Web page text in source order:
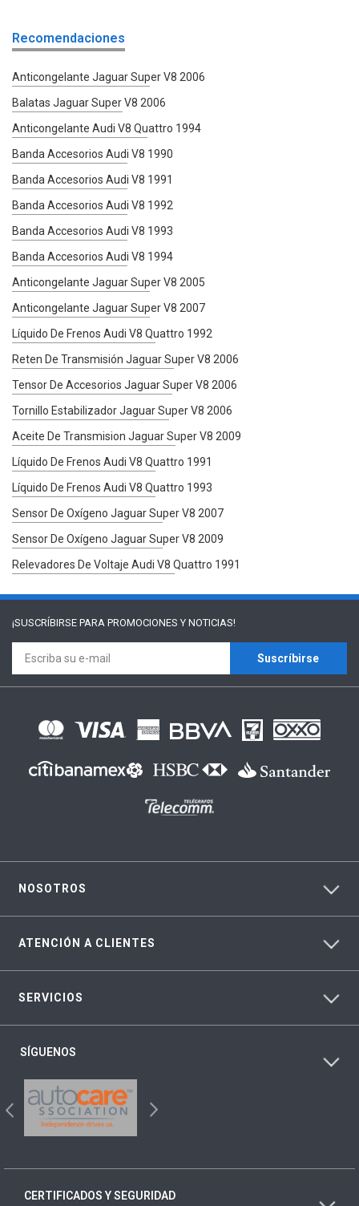
Recomendaciones
Anticongelante Jaguar Super V8 2006
Balatas Jaguar Super V8 2006
Anticongelante Audi V8 Quattro 1994
Banda Accesorios Audi V8 1990
Banda Accesorios Audi V8 1991
Banda Accesorios Audi V8 1992
Banda Accesorios Audi V8 1993
Banda Accesorios Audi V8 1994
Anticongelante Jaguar Super V8 2005
Anticongelante Jaguar Super V8 2007
Líquido De Frenos Audi V8 Quattro 1992
Reten De Transmisión Jaguar Super V8 2006
Tensor De Accesorios Jaguar Super V8 2006
Tornillo Estabilizador Jaguar Super V8 2006
Aceite De Transmision Jaguar Super V8 2009
Líquido De Frenos Audi V8 Quattro 1991
Líquido De Frenos Audi V8 Quattro 1993
Sensor De Oxígeno Jaguar Super V8 2007
Sensor De Oxígeno Jaguar Super V8 2009
Relevadores De Voltaje Audi V8 Quattro 1991
¡SUSCRÍBIRSE PARA PROMOCIONES Y NOTICIAS!
Suscríbirse
NOSOTROS
ATENCIÓN A CLIENTES
SERVICIOS
SÍGUENOS
CERTIFICADOS Y SEGURIDAD